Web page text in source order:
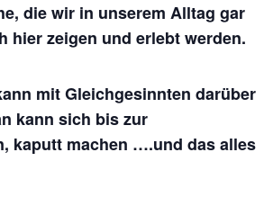
die wir in unserem Alltag gar
hier zeigen und erlebt werden.
mit Gleichgesinnten darüber
kann sich bis zur
kaputt machen ….und das alles